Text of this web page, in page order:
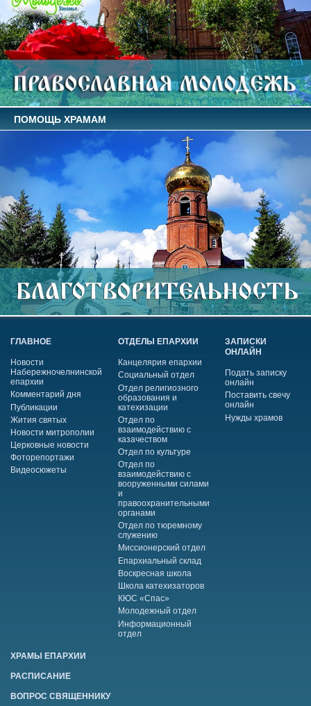
ПОМОЩЬ ХРАМАМ
ГЛАВНОЕ
Новости
Набережночелнинской
епархии
Комментарий дня
Публикации
Жития святых
Новости митрополии
Церковные новости
Фоторепортажи
Видеосюжеты
ОТДЕЛЫ ЕПАРХИИ
Канцелярия епархии
Социальный отдел
Отдел религиозного
образования и
катехизации
Отдел по
взаимодействию с
казачеством
Отдел по культуре
Отдел по
взаимодействию с
вооруженными силами
и
правоохранительными
органами
Отдел по тюремному
служению
Миссионерский отдел
Епархиальный склад
Воскресная школа
Школа катехизаторов
КЮС «Спас»
Молодежный отдел
Информационный
отдел
ЗАПИСКИ
ОНЛАЙН
Подать записку
онлайн
Поставить свечу
онлайн
Нужды храмов
ХРАМЫ ЕПАРХИИ
РАСПИСАНИЕ
ВОПРОС СВЯЩЕННИКУ